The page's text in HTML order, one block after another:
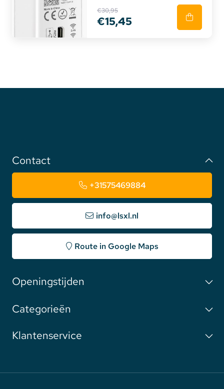
€30,95
€15,45
Contact
+31575469884
info@lsxl.nl
Route in Google Maps
Openingstijden
Categorieën
Klantenservice